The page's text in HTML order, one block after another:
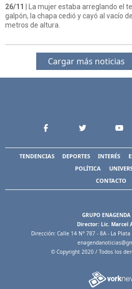
26/11
| La mujer estaba arreglando el
galpón, la chapa cedió y cayó al vacío
metros de altura.
Cargar más noticias
TENDENCIAS DEPORTES INTERÉS
POLÍTICA
CONTACTO
GRUPO ENAGENDA
Director: Lic. Marcel
Dirección: Calle 14 N° 787 - 8A - La
© Copyright 2020 / Todos los